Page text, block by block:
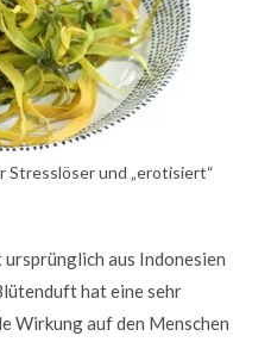
Stresslöser und „erotisiert“
aus Indonesien
hat eine sehr
Wirkung auf den Menschen